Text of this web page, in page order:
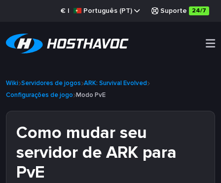
€ | Português (PT) Suporte 24/7
Wiki Servidores de jogos ARK: Survival Evolved
Configurações de jogo Modo PvE
Como mudar seu
servidor de ARK para
PvE